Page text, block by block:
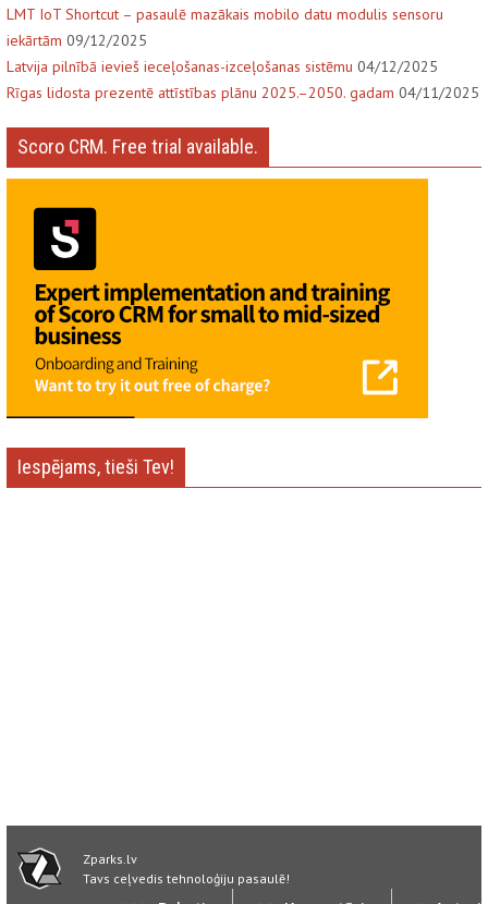
LMT IoT Shortcut – pasaulē mazākais mobilo datu modulis sensoru
iekārtām 09/12/2025
Latvija pilnībā ievieš ieceļošanas-izceļošanas sistēmu 04/12/2025
Rīgas lidosta prezentē attīstības plānu 2025.–2050. gadam 04/11/2025
Scoro CRM. Free trial available.
Iespējams, tieši Tev!
Zparks.lv
Tavs ceļvedis tehnoloģiju pasaulē!